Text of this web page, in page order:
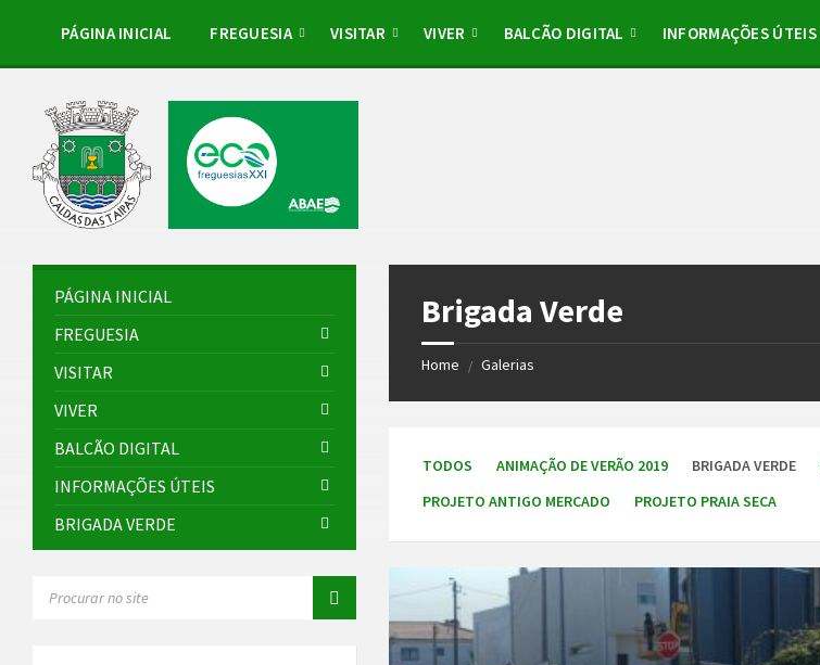
sidebar
PÁGINA INICIAL FREGUESIA VISITAR VIVER BALCÃO DIGITAL INFORMAÇÕES ÚTEIS
Brigada Verde
Home / Galerias
TODOS ANIMAÇÃO DE VERÃO 2019 BRIGADA VERDE
PROJETO ANTIGO MERCADO
PROJETO PRAIA SECA
Gallery
PÁGINA INICIAL
FREGUESIA
VISITAR
VIVER
BALCÃO DIGITAL
INFORMAÇÕES ÚTEIS
BRIGADA VERDE